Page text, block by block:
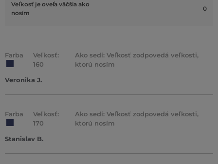
Veľkosť je oveľa väčšia ako
nosím
0
Farba
Veľkosť:
160
Ako sedí: Veľkosť zodpovedá veľkosti,
ktorú nosím
Veronika J.
Farba
Veľkosť:
170
Ako sedí: Veľkosť zodpovedá veľkosti,
ktorú nosím
Stanislav B.